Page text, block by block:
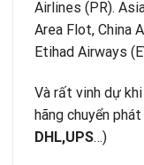
Airlines (PR).
Area Flot, China
Etihad Airways
Và rất vinh dự
hãng chuyển
DHL,UPS…)